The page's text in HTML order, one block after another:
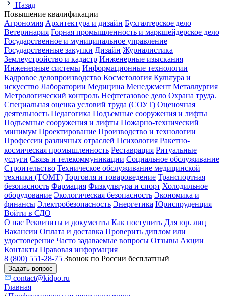
Назад
Повышение квалификации
Агрономия Архитектура и дизайн Бухгалтерское дело
Ветеринария Горная промышленность и маркшейдерское дело
Государственное и муниципальное управление
Государственные закупки Дизайн Журналистика
Землеустройство и кадастр Инженерные изыскания
Инженерные системы Информационные технологии
Кадровое делопроизводство Косметология Культура и
искусство Лаборатории Медицина Менеджмент Металлургия
Метрологический контроль Нефтегазовое дело Охрана труда.
Специальная оценка условий труда (СОУТ) Оценочная
деятельность Педагогика Подъемные сооружения и лифты
Подъемные сооружения и лифты Пожарно-технический
минимум Проектирование Производство и технологии
Профессии различных отраслей Психология Ракетно-
космическая промышленность Реставрация Ритуальные
услуги Связь и телекоммуникации Социальное обслуживание
Строительство Техническое обслуживание медицинской
техники (ТОМТ) Торговля и товароведение Транспортная
безопасность Фармация Физкультура и спорт Холодильное
оборудование Экологическая безопасность Экономика и
финансы Электробезопасность Энергетика Юриспруденция
Войти в СДО
О нас Реквизиты и документы Как поступить Для юр. лиц
Вакансии Оплата и доставка Проверить диплом или
удостоверение Часто задаваемые вопросы Отзывы Акции
Контакты Правовая информация
8 (800) 551-28-75 Звонок по России бесплатный
Задать вопрос
contact@kidpo.ru
Главная